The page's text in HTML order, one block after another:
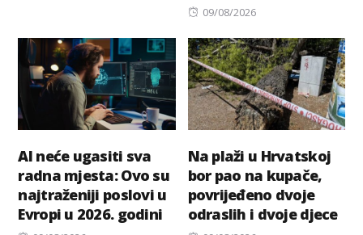
Posted
09/08/2026
AI neće ugasiti sva
radna mjesta: Ovo su
najtraženiji poslovi u
Evropi u 2026. godini
Na plaži u Hrvatskoj
bor pao na kupače,
povrijeđeno dvoje
odraslih i dvoje djece